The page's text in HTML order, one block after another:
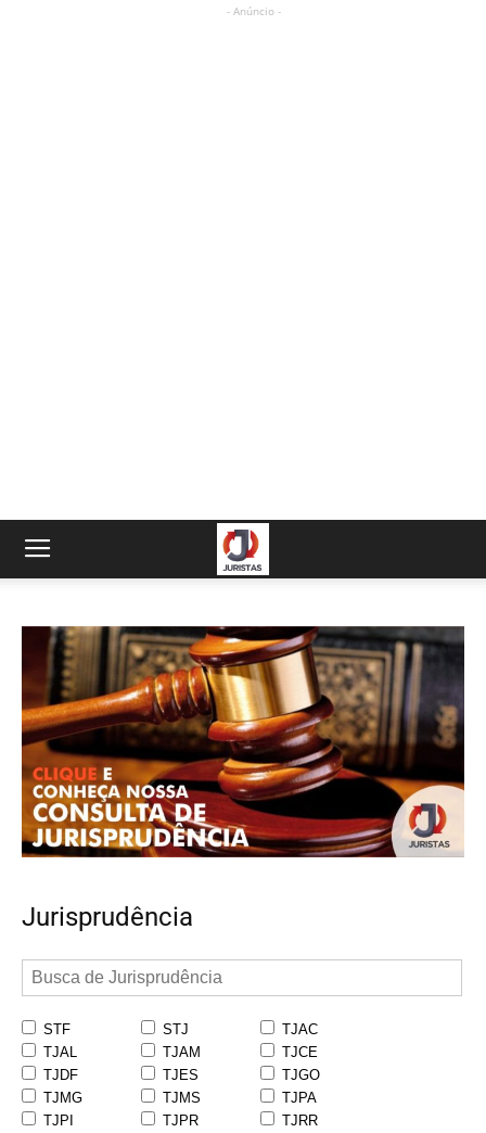
- Anúncio -
Jurisprudência
STF STJ
TJAC
TJAL
TJAM
TJCE
TJDF
TJES
TJGO
TJMG
TJMS
TJPA
TJPI
TJPR
TJRR